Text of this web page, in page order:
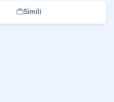
Simili